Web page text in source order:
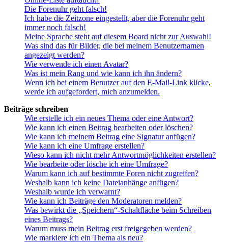
Die Forenuhr geht falsch!
Ich habe die Zeitzone eingestellt, aber die Forenuhr geht
immer noch falsch!
Meine Sprache steht auf diesem Board nicht zur Auswahl!
Was sind das für Bilder, die bei meinem Benutzernamen
angezeigt werden?
Wie verwende ich einen Avatar?
Was ist mein Rang und wie kann ich ihn ändern?
Wenn ich bei einem Benutzer auf den E-Mail-Link klicke,
werde ich aufgefordert, mich anzumelden.
Beiträge schreiben
Wie erstelle ich ein neues Thema oder eine Antwort?
Wie kann ich einen Beitrag bearbeiten oder löschen?
Wie kann ich meinem Beitrag eine Signatur anfügen?
Wie kann ich eine Umfrage erstellen?
Wieso kann ich nicht mehr Antwortmöglichkeiten erstellen?
Wie bearbeite oder lösche ich eine Umfrage?
Warum kann ich auf bestimmte Foren nicht zugreifen?
Weshalb kann ich keine Dateianhänge anfügen?
Weshalb wurde ich verwarnt?
Wie kann ich Beiträge den Moderatoren melden?
Was bewirkt die „Speichern“-Schaltfläche beim Schreiben
eines Beitrags?
Warum muss mein Beitrag erst freigegeben werden?
Wie markiere ich ein Thema als neu?